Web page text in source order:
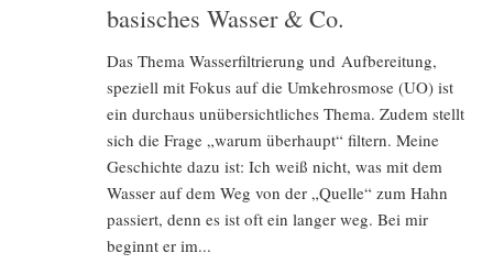
basisches Wasser & Co.
Das Thema Wasserfiltrierung und Aufbereitung,
speziell mit Fokus auf die Umkehrosmose (UO) ist
ein durchaus unübersichtliches Thema. Zudem stellt
sich die Frage „warum überhaupt“ filtern. Meine
Geschichte dazu ist: Ich weiß nicht, was mit dem
Wasser auf dem Weg von der „Quelle“ zum Hahn
passiert, denn es ist oft ein langer weg. Bei mir
beginnt er im...